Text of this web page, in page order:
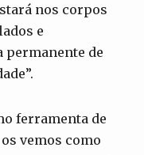
nos corpos
e
de
ferramenta de
vemos como